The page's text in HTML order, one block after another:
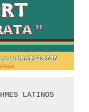
LATINOS